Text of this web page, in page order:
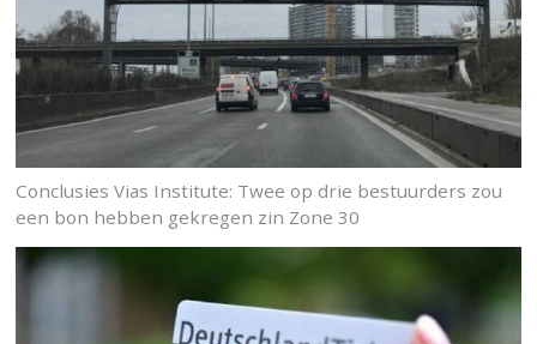
Conclusies Vias Institute: Twee op drie bestuurders zou
een bon hebben gekregen zin Zone 30